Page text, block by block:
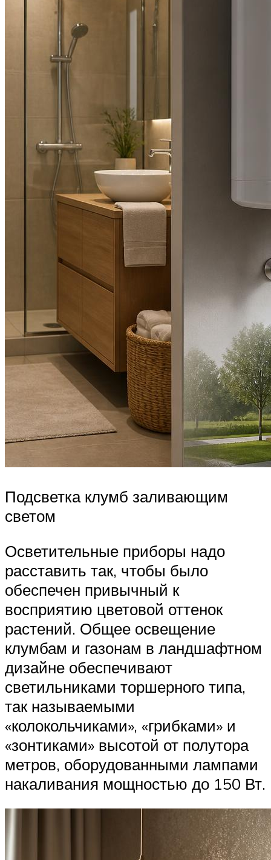
Подсветка клумб заливающим
светом
Осветительные приборы надо
расставить так, чтобы было
обеспечен привычный к
восприятию цветовой оттенок
растений. Общее освещение
клумбам и газонам в ландшафтном
дизайне обеспечивают
светильниками торшерного типа,
так называемыми
«колокольчиками», «грибками» и
«зонтиками» высотой от полутора
метров, оборудованными лампами
накаливания мощностью до 150 Вт.